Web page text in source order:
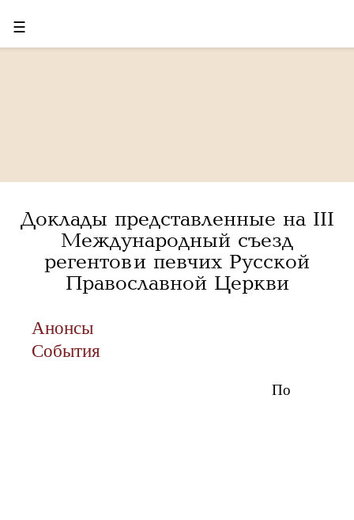
☰
Доклады представленные на III
Международный съезд
регентов и певчих Русской
Православной Церкви
Анонсы
События
По